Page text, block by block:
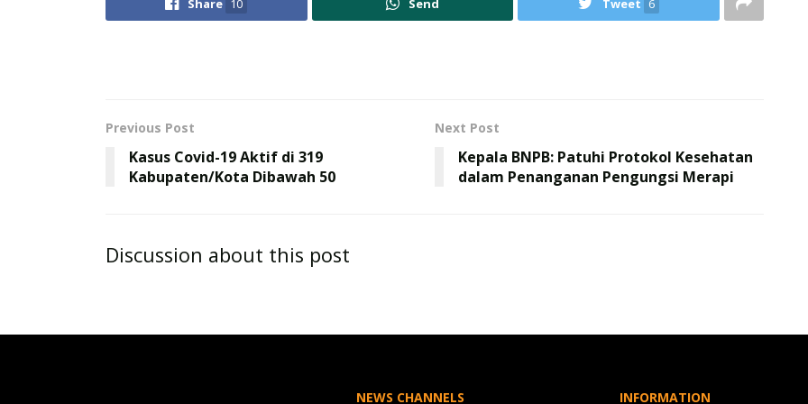
Share 10 Send Tweet 6
Previous Post
Kasus Covid-19 Aktif di 319
Kabupaten/Kota Dibawah 50
Next Post
Kepala BNPB: Patuhi Protokol Kesehatan
dalam Penanganan Pengungsi Merapi
Discussion about this post
NEWS CHANNELS INFORMATION